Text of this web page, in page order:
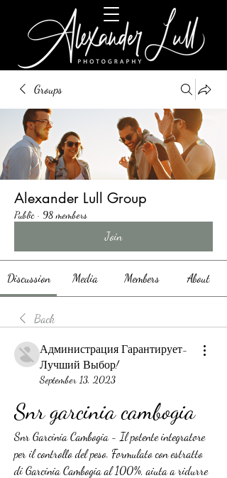
Groups
Alexander Lull Group
Public · 98 members
Join
Discussion Media Members About
Back
Администрация Гарантирует-
Лучший Выбор!
September 13, 2023
Snr garcinia cambogia
Snr Garcinia Cambogia - Il potente integratore
per il controllo del peso. Formulato con estratto
di Garcinia Cambogia al 100%, aiuta a ridurre